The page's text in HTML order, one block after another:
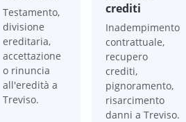
Testamento,
divisione
ereditaria,
accettazione
o rinuncia
all'eredità a
Treviso.
crediti
Inadempimento
contrattuale,
recupero
crediti,
pignoramento,
risarcimento
danni a Treviso.